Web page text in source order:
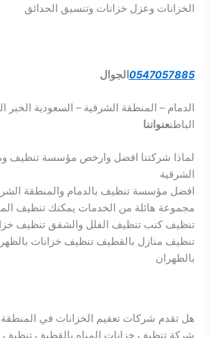
الخزانات وعزل خزانات وتنسيق الحدائق
0547057885 الجوال
الدمام – المنطقة الشرقية – السعودية الخبر
الباطنعنواننا
لماذا شركتنا افضل وارخص مؤسسة تنظيف
الشرقية
افضل مؤسسة تنظيف بالدمام والمنطقة
مجموعة هائلة من الخدمات يمكنك تنظيف
تنظيف كنب تنظيف الفلل والشقق تنظيف
تنظيف منازل بالقطيف تنظيف خزانات
بالظهران
هل تقدم شركات تعقيم الخزانات في المنطقة
شركة تنظيف خزانات المياه بالقطيف